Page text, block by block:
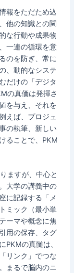
報をただため込
他の知識との関
な行動や成果物
一連の循環を意
のを防ぎ、常に
、動的なシステ
だけの「デジタ
の真価は発揮さ
を与え、それを
えば、プロジェ
の執筆、新しい
ることで、PKM
ますが、中心と
大学の講義中の
に記録する「メ
ミック（最小単
ーマや概念に焦
用の保存、タグ
PKMの真髄は、
リンク」でつな
まるで脳内のニ